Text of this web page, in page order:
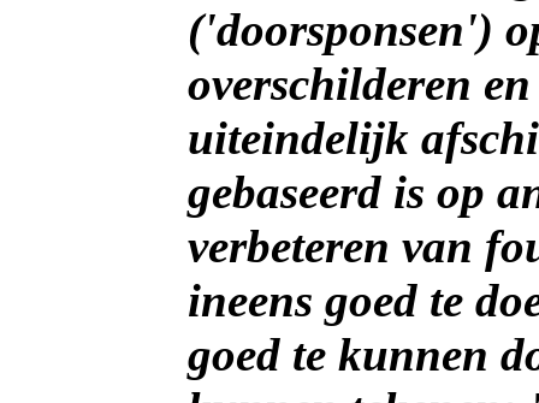
('doorsponsen')
overschilderen
uiteindelijk
gebaseerd is op
verbeteren van
ineens goed te
goed te kunnen